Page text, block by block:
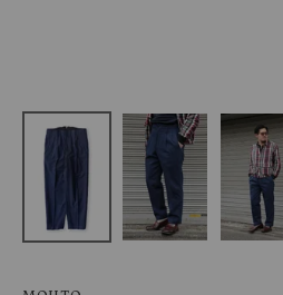
ログイン person 会員登録